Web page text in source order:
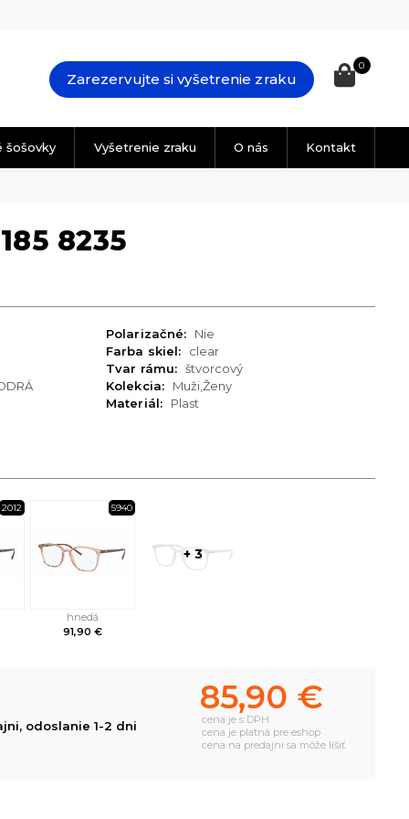
Zarezervujte si vyšetrenie zraku
0
šošovky Vyšetrenie zraku O nás Kontakt
8235
Polarizačné:
Nie
Farba skiel:
clear
Tvar rámu: štvorcový
Kolekcia:
Muži,Ženy
Materiál:
Plast
2012 5940
hnedá
91,90 €
+ 3
odoslanie 1-2 dni
85,90 €
cena je s DPH
cena je platná pre eshop
cena na predajni sa môže líšiť